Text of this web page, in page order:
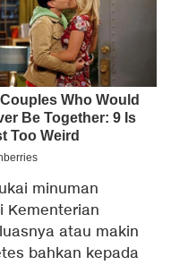
minuman
Kementerian
atau makin
bahkan kepada